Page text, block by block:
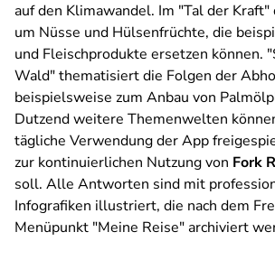
auf den Klimawandel. Im "Tal der
um Nüsse und Hülsenfrüchte, die
und Fleischprodukte ersetzen können.
Wald" thematisiert die Folgen der
beispielsweise zum Anbau von
Dutzend weitere Themenwelten
tägliche Verwendung der App
zur kontinuierlichen Nutzung von Fork
soll. Alle Antworten sind mit
Infografiken illustriert, die nach dem
Menüpunkt "Meine Reise" archiviert